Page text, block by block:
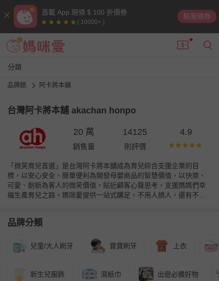
首載 App 現領 $ 100 折價券
( 10000+ )
點我領券
分類
品牌館 阿卡將本舖
台灣阿卡將本舖 akachan honpo
20 萬
銷售量
14125
則評價
4.9
「微笑育兒首選」是台灣阿卡將本舖成為育兒綜合支援企業的目
標，以安心安全、簡單便利為開發母嬰商品的智慧價值，以快樂、
可愛、創新為客人的微笑價值，貼近顧客心聲思考，支援媽媽們幸
福生產育兒之路。媽咪愛提供一站式購足，不用人擠人，還有不定
品牌分類
兒童/大人刷牙 寶寶刷牙 上衣
新生兒服飾 濕紙巾 出遊必備好物